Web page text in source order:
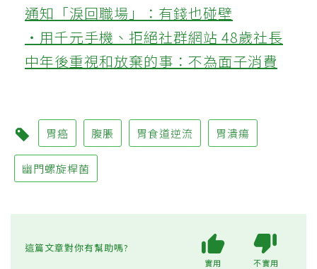
通知「淚回職場」：有錢也碰壁
‧用千元手機、拒絕社群網站 48歲社長
中年後重視和放棄的事：不為面子消費
胃癌 腹脹 胃食道逆流 胃潰瘍
幽門螺旋桿菌
這篇文章對你有幫助嗎?
實用 不實用